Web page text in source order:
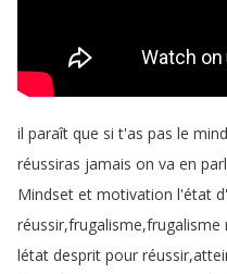
il paraît que si t'as pas le
réussiras jamais on va en
Mindset et motivation l'état
réussir,frugalisme,frugalisme
létat desprit pour réussir,